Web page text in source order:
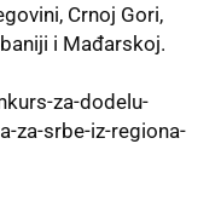
Crnoj Gori,
i Mađarskoj.
za-dodelu-
za-srbe-iz-regiona-